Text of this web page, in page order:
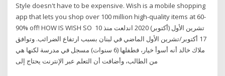
Style doesn't have to be expensive. Wish is a mobile shopping
app that lets you shop over 100 million high-quality items at 60-
90% off! HOW IS WISH SO 10 تشرين الأول (أكتوبر) 2020 اندلعت منذ
17 أكتوبر/تشرين الأول الماضي في لبنان بسبب ارتفاع الضرائب. وتوافق
ملاك خالد أنه أسوأ خيار، فطفلها (6 سنوات) مسجل في مدرسة لكنها هي
من الطالب، وأضافت أن التعلم عبر الإنترنت يحتاج إلى